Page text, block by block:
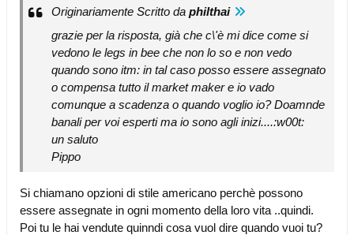
Originariamente Scritto da philthai
grazie per la risposta, già che c\'è mi dice come si
vedono le legs in bee che non lo so e non vedo
quando sono itm: in tal caso posso essere assegnato
o compensa tutto il market maker e io vado
comunque a scadenza o quando voglio io? Doamnde
banali per voi esperti ma io sono agli inizi....:w00t:
un saluto
Pippo
Si chiamano opzioni di stile americano perchè possono
essere assegnate in ogni momento della loro vita ..quindi.
Poi tu le hai vendute quinndi cosa vuol dire quando vuoi tu?